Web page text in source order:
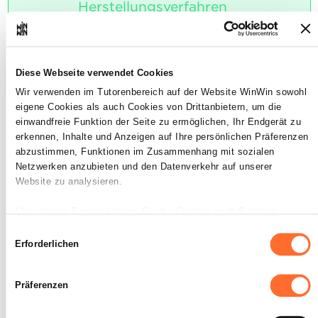
Diese Webseite verwendet Cookies
Wir verwenden im Tutorenbereich auf der Website WinWin sowohl
eigene Cookies als auch Cookies von Drittanbietern, um die
einwandfreie Funktion der Seite zu ermöglichen, Ihr Endgerät zu
erkennen, Inhalte und Anzeigen auf Ihre persönlichen Präferenzen
abzustimmen, Funktionen im Zusammenhang mit sozialen
Netzwerken anzubieten und den Datenverkehr auf unserer
Website zu analysieren.
sind Cookies, die für die Funktion der Website unbedingt
erforderlich sind. Eine Beschreibung der verschiedenen Cookies
Wir weisen darauf hin, dass die Navigation auf der Website und
Erforderlichen
Präferenzen
Herstellungsverfahren
miteinander zu verknüpfen.
INDIKATOREN
Die Auszubildenden erhalten eine
Zeichnung. In einem Arbeitsbericht
erläutern sie die jeweiligen Teilschritte des
Arbeitsauftrages. Der Arbeitsbericht
SOCKEL
beschriebenen Herstellungsverfahren und